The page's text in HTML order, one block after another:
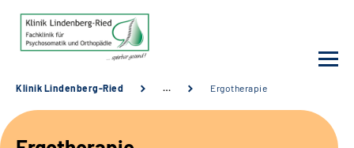
Unsere Klinik
Klinik Lindenberg-Ried … Ergotherapie